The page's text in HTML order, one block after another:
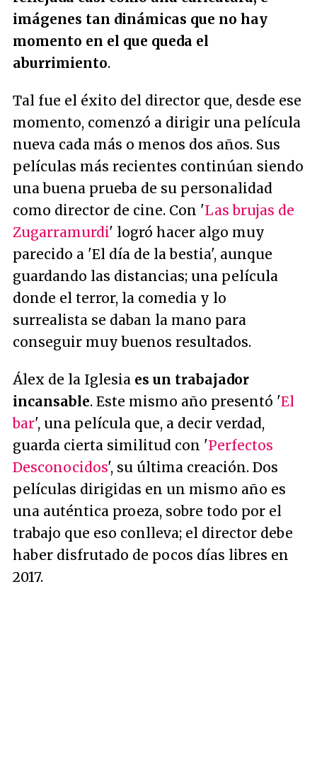
imágenes tan dinámicas que no hay
momento en el que queda el
aburrimiento.
Tal fue el éxito del director que, desde ese
momento, comenzó a dirigir una película
nueva cada más o menos dos años. Sus
películas más recientes continúan siendo
una buena prueba de su personalidad
como director de cine. Con 'Las brujas de
Zugarramurdi' logró hacer algo muy
parecido a 'El día de la bestia', aunque
guardando las distancias; una película
donde el terror, la comedia y lo
surrealista se daban la mano para
conseguir muy buenos resultados.
Álex de la Iglesia es un trabajador
incansable. Este mismo año presentó 'El
bar', una película que, a decir verdad,
guarda cierta similitud con 'Perfectos
Desconocidos', su última creación. Dos
películas dirigidas en un mismo año es
una auténtica proeza, sobre todo por el
trabajo que eso conlleva; el director debe
haber disfrutado de pocos días libres en
2017.